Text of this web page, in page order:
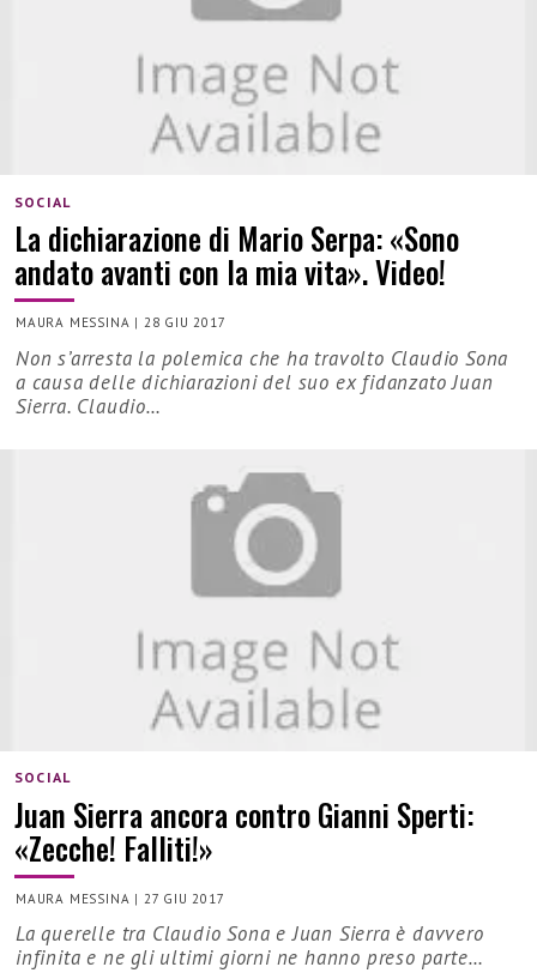
SOCIAL
La dichiarazione di Mario Serpa: «Sono
andato avanti con la mia vita». Video!
MAURA MESSINA | 28 GIU 2017
Non s’arresta la polemica che ha travolto Claudio Sona
a causa delle dichiarazioni del suo ex fidanzato Juan
Sierra. Claudio…
SOCIAL
Juan Sierra ancora contro Gianni Sperti:
«Zecche! Falliti!»
MAURA MESSINA | 27 GIU 2017
La querelle tra Claudio Sona e Juan Sierra è davvero
infinita e ne gli ultimi giorni ne hanno preso parte…